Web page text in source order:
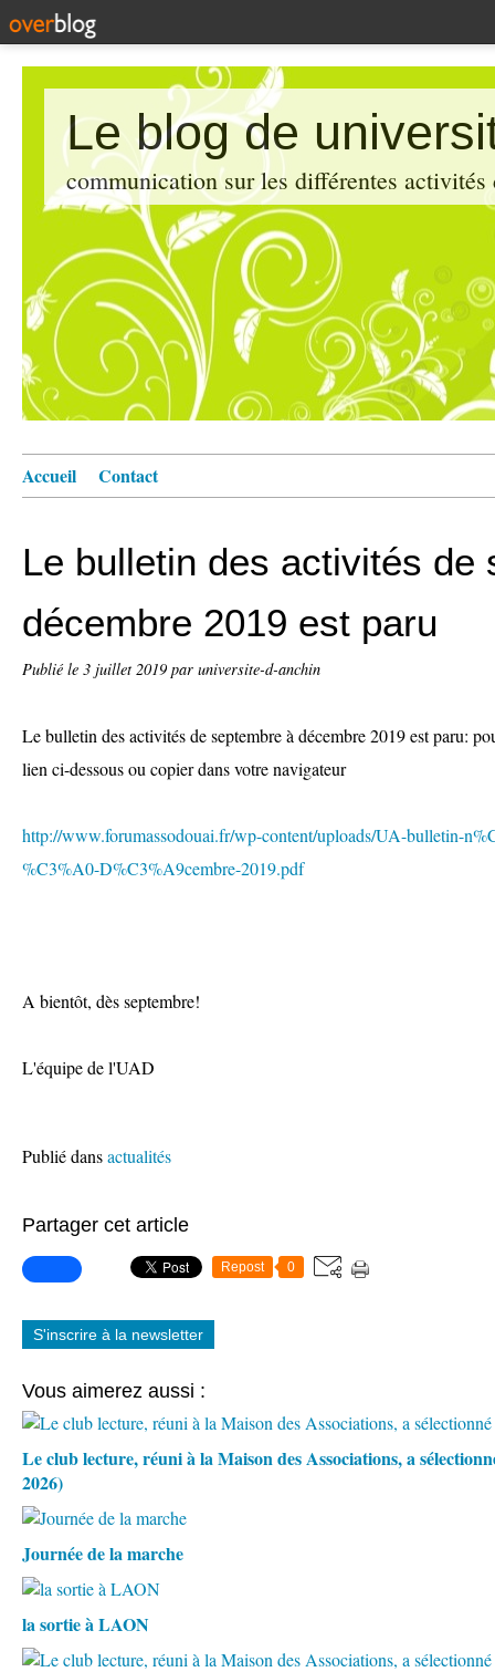
Le blog de
communication sur les différentes
Accueil Contact
Le bulletin des activités de
décembre 2019 est paru
Publié le 3 juillet 2019 par universite-d-anchin
Le bulletin des activités de septembre à décembre 2019 est paru:
lien ci-dessous ou copier dans votre navigateur
http://www.forumassodouai.fr/wp-content/uploads/UA-bulletin-
%C3%A0-D%C3%A9cembre-2019.pdf
A bientôt, dès septembre!
L'équipe de l'UAD
Publié dansactualités
Partager cet article
Repost 0
S'inscrire à la newsletter
Vous aimerez aussi :
Le club lecture, réuni à la Maison des Associations, a
2026)
Journée de la marche
la sortie à LAON